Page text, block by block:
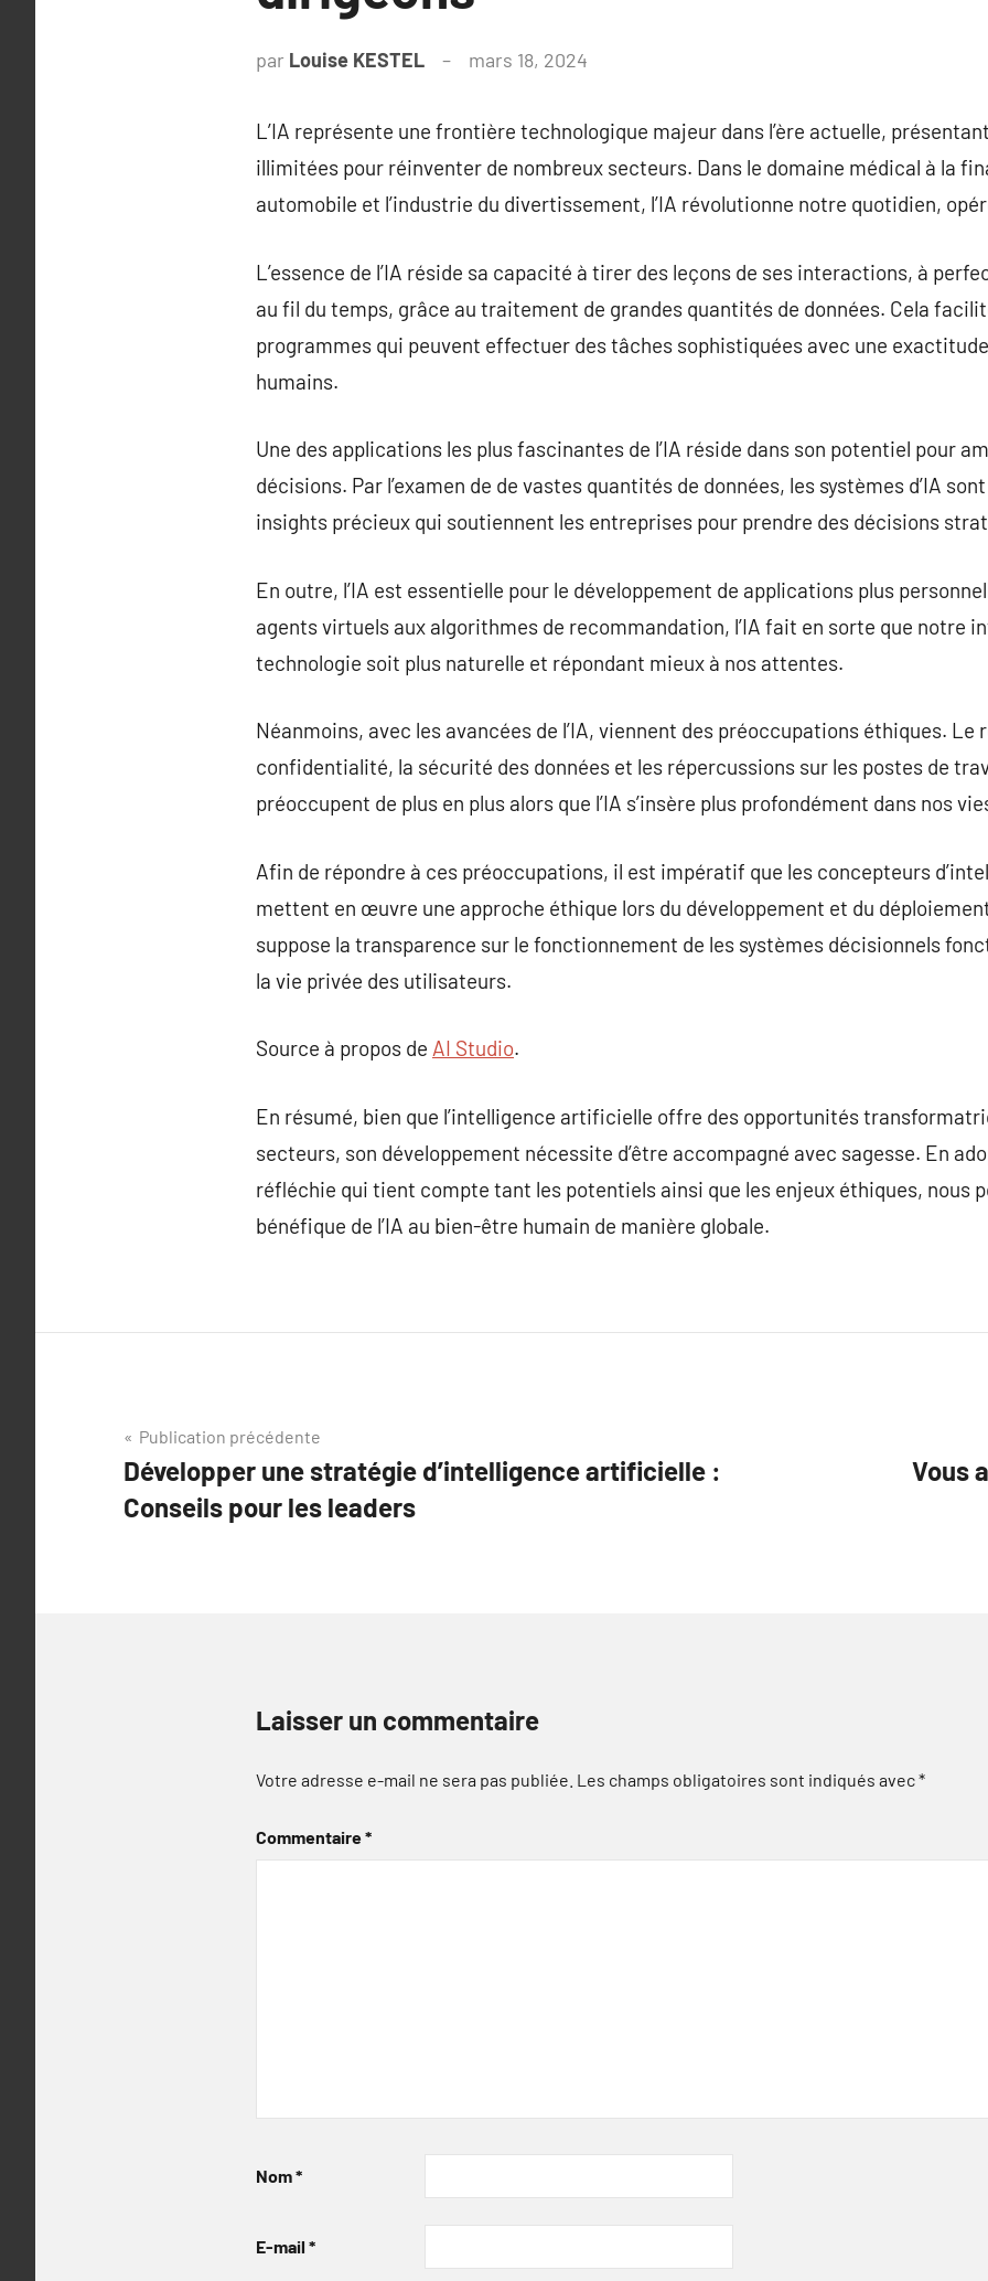
par Louise KESTEL mars 18, 2024
L’IA représente une frontière technologique majeur dans l’ère actuelle,
illimitées pour réinventer de nombreux secteurs. Dans le domaine médical à la
automobile et l’industrie du divertissement, l’IA révolutionne notre quotidien,
L’essence de l’IA réside sa capacité à tirer des leçons de ses interactions, à
au fil du temps, grâce au traitement de grandes quantités de données. Cela
programmes qui peuvent effectuer des tâches sophistiquées avec une
humains.
Une des applications les plus fascinantes de l’IA réside dans son potentiel pour
décisions. Par l’examen de de vastes quantités de données, les systèmes d’IA
insights précieux qui soutiennent les entreprises pour prendre des décisions
En outre, l’IA est essentielle pour le développement de applications plus
agents virtuels aux algorithmes de recommandation, l’IA fait en sorte que notre
technologie soit plus naturelle et répondant mieux à nos attentes.
Néanmoins, avec les avancées de l’IA, viennent des préoccupations éthiques. Le
confidentialité, la sécurité des données et les répercussions sur les postes de
préoccupent de plus en plus alors que l’IA s’insère plus profondément dans nos
Afin de répondre à ces préoccupations, il est impératif que les concepteurs
mettent en œuvre une approche éthique lors du développement et du
suppose la transparence sur le fonctionnement de les systèmes décisionnels
la vie privée des utilisateurs.
Source à propos de AI Studio.
En résumé, bien que l’intelligence artificielle offre des opportunités
secteurs, son développement nécessite d’être accompagné avec sagesse. En
réfléchie qui tient compte tant les potentiels ainsi que les enjeux éthiques, nous
bénéfique de l’IA au bien-être humain de manière globale.
Navigation
de
l’article
Publication précédente
Développer une stratégie d’intelligence artificielle :
Conseils pour les leaders
Vous
Laisser un commentaire
Votre adresse e-mail ne sera pas publiée. Les champs obligatoires sont indiqués avec*
Commentaire*
Nom*
E-mail *